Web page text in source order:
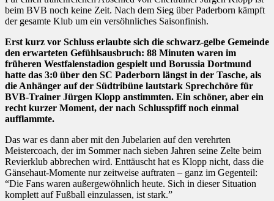
beim BVB noch keine Zeit. Nach dem Sieg über Paderborn kämpft
der gesamte Klub um ein versöhnliches Saisonfinish.
Erst kurz vor Schluss erlaubte sich die schwarz-gelbe Gemeinde
den erwarteten Gefühlsausbruch: 88 Minuten waren im
früheren Westfalenstadion gespielt und Borussia Dortmund
hatte das 3:0 über den SC Paderborn längst in der Tasche, als
die Anhänger auf der Südtribüne lautstark Sprechchöre für
BVB-Trainer Jürgen Klopp anstimmten. Ein schöner, aber ein
recht kurzer Moment, der nach Schlusspfiff noch einmal
aufflammte.
Das war es dann aber mit den Jubelarien auf den verehrten
Meistercoach, der im Sommer nach sieben Jahren seine Zelte beim
Revierklub abbrechen wird. Enttäuscht hat es Klopp nicht, dass die
Gänsehaut-Momente nur zeitweise auftraten – ganz im Gegenteil:
“Die Fans waren außergewöhnlich heute. Sich in dieser Situation
komplett auf Fußball einzulassen, ist stark.”